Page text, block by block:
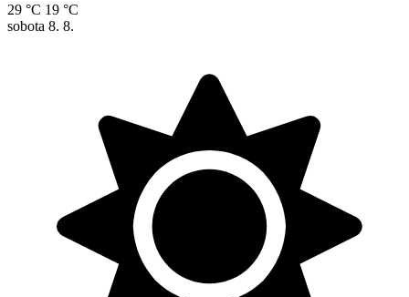
29 °C 19 °C
sobota 8. 8.